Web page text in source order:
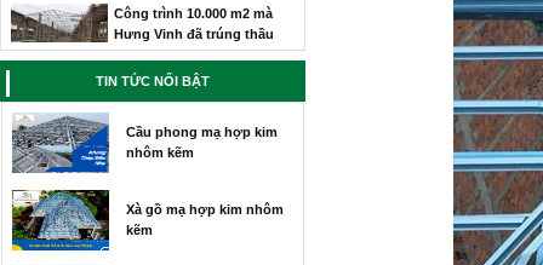
Hưng Vinh đã trúng thầu
Bàn giao
Lộc
Công trình lắp đắt mái thép
siêu nhẹ tại Vinh
cho gia
đình anh Hùng tại Thanh Chương nghệ an
TIN TỨC NỔI BẬT
Cầu phong mạ hợp kim
nhôm kẽm
Xà gồ mạ hợp kim nhôm
kẽm